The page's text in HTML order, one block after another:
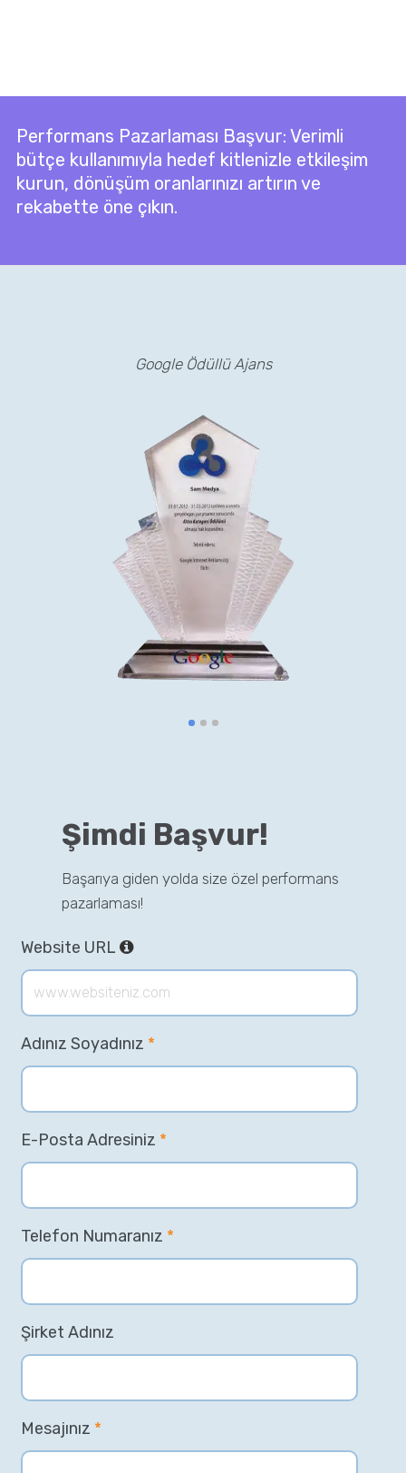
Performans Pazarlaması Başvur: Verimli
bütçe kullanımıyla hedef kitlenizle etkileşim
kurun, dönüşüm oranlarınızı artırın ve
rekabette öne çıkın.
Google Ödüllü Ajans
Şimdi Başvur!
Başarıya giden yolda size özel performans
pazarlaması!
Website URL
Adınız Soyadınız *
E-Posta Adresiniz *
Telefon Numaranız *
Şirket Adınız
Mesajınız *